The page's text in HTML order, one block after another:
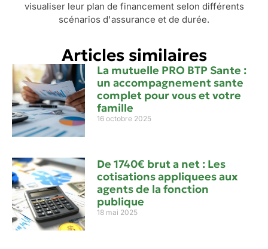
Articles similaires
La mutuelle PRO BTP Sante :
un accompagnement sante
complet pour vous et votre
famille
16 octobre 2025
De 1740€ brut a net : Les
cotisations appliquees aux
agents de la fonction
publique
18 mai 2025
visualiser leur plan de financement selon différents
scénarios d'assurance et de durée.